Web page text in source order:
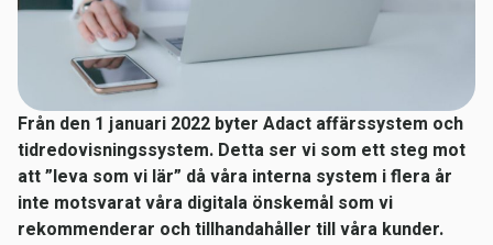
Från den 1 januari 2022 byter Adact affärssystem och
tidredovisningssystem. Detta ser vi som ett steg mot
att ”leva som vi lär” då våra interna system i flera år
inte motsvarat våra digitala önskemål som vi
rekommenderar och tillhandahåller till våra kunder.